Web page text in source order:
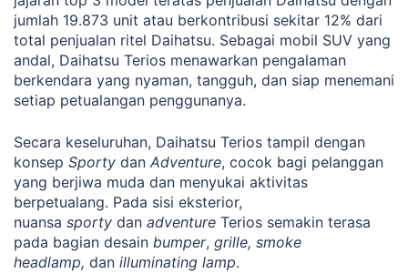
jumlah 19.873 unit atau berkontribusi sekitar 12% dari
total penjualan ritel Daihatsu. Sebagai mobil SUV yang
andal, Daihatsu Terios menawarkan pengalaman
berkendara yang nyaman, tangguh, dan siap menemani
setiap petualangan penggunanya.
Secara keseluruhan, Daihatsu Terios tampil dengan
konsep Sporty dan Adventure, cocok bagi pelanggan
yang berjiwa muda dan menyukai aktivitas
berpetualang. Pada sisi eksterior,
nuansa sporty dan adventure Terios semakin terasa
pada bagian desain bumper, grille, smoke
headlamp, dan illuminating lamp.